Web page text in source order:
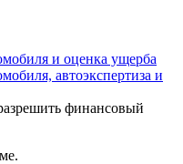
и оценка ущерба
автоэкспертиза и
финансовый